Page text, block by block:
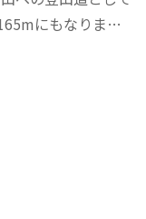
にもなりま